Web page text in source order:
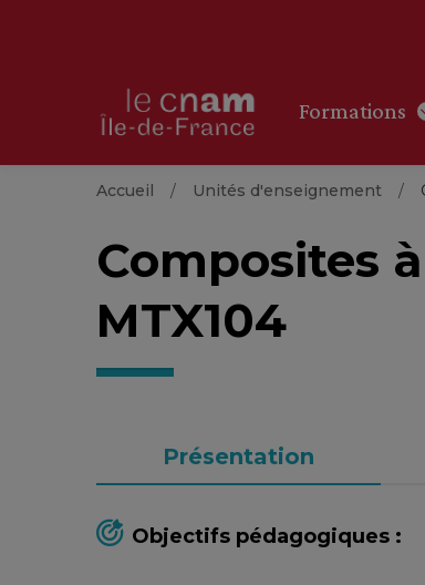
Formations
Accueil Unités d'enseignement
Composites
MTX104
Présentation
Objectifs pédagogiques :